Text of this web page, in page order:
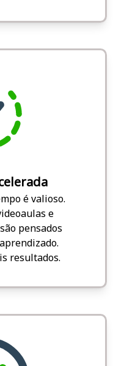
é valioso.
e
pensados
resultados.